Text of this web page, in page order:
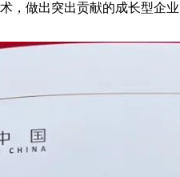
做出突出贡献的成长型企